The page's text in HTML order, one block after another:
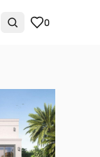
0